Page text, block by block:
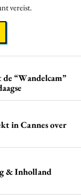
vereist.
“Wandelcam”
in Cannes over
& Inholland